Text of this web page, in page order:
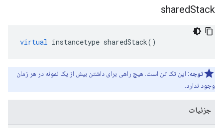
sharedStack
virtual instancetype sharedStack()
توجه: این تک تن است. هیچ راهی برای داشتن بیش از یک نمونه در هر زمان
وجود ندارد.
جزئیات